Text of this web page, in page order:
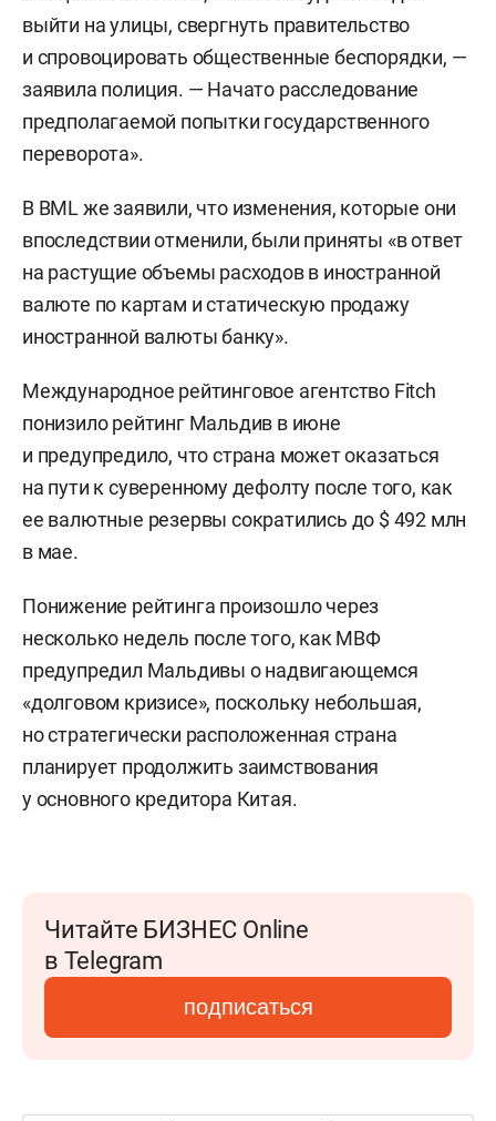
выйти на улицы, свергнуть правительство
и спровоцировать общественные беспорядки, —
заявила полиция. — Начато расследование
предполагаемой попытки государственного
переворота».
В BML же заявили, что изменения, которые они
впоследствии отменили, были приняты «в ответ
на растущие объемы расходов в иностранной
валюте по картам и статическую продажу
иностранной валюты банку».
Международное рейтинговое агентство Fitch
понизило рейтинг Мальдив в июне
и предупредило, что страна может оказаться
на пути к суверенному дефолту после того, как
ее валютные резервы сократились до $ 492 млн
в мае.
Понижение рейтинга произошло через
несколько недель после того, как МВФ
предупредил Мальдивы о надвигающемся
«долговом кризисе», поскольку небольшая,
но стратегически расположенная страна
планирует продолжить заимствования
у основного кредитора Китая.
Читайте БИЗНЕС Online
в Telegram
подписаться